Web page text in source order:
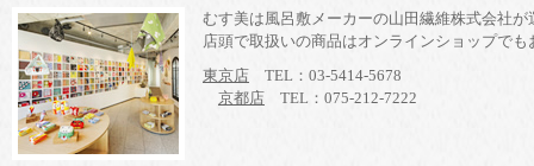
むす美は風呂敷メーカーの山田繊維株式会社
店頭で取扱いの商品はオンラインショップで
東京店 TEL：03-5414-5678
京都店 TEL：075-212-7222